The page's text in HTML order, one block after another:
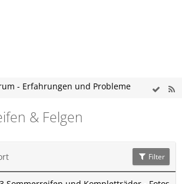
- Erfahrungen und Probleme
& Felgen
Filter